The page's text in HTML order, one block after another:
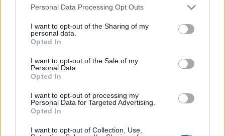
Personal Data Processing Opt Outs
I want to opt-out of the Sharing of my
personal data.
Opted In
I want to opt-out of the Sale of my
Personal Data.
Opted In
I want to opt-out of processing my
Personal Data for Targeted Advertising.
Opted In
I want to opt-out of Collection, Use,
qytetarëve nga protesta:
Mbi partitë të vendosim
koha e brezit të ri
ashpër një personi në
të fundit
në Tajlandë: gjashtë viktima,